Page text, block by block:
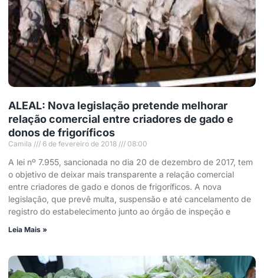
ALEAL: Nova legislação pretende melhorar
relação comercial entre criadores de gado e
donos de frigoríficos
Camila 6 de fevereiro de 2018 08:00
A lei nº 7.955, sancionada no dia 20 de dezembro de 2017, tem
o objetivo de deixar mais transparente a relação comercial
entre criadores de gado e donos de frigoríficos. A nova
legislação, que prevê multa, suspensão e até cancelamento de
registro do estabelecimento junto ao órgão de inspeção e
Leia Mais »